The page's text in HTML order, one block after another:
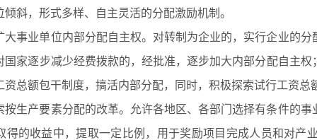
斜，形式多样、自主灵活的分配激励机制。
大事业单位内部分配自主权。对转制为企业的，实行企业的
国家逐步减少经费拨款的，经批准，逐步加大内部分配自主
资总额包干制度，搞活内部分配，同时，积极探索试行工资总
按生产要素分配的改革。允许各地区、各部门选择有条件的
得的收益中，提取一定比例，用于奖励项目完成人员和对产